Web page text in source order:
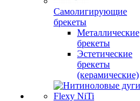
Самолигирующие
брекеты
Металлические
брекеты
Эстетические
брекеты
(керамические)